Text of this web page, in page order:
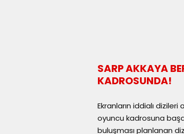
SARP AKKAYA
KADROSUNDA!
Ekranların iddialı
oyuncu kadrosuna
buluşması planlanan